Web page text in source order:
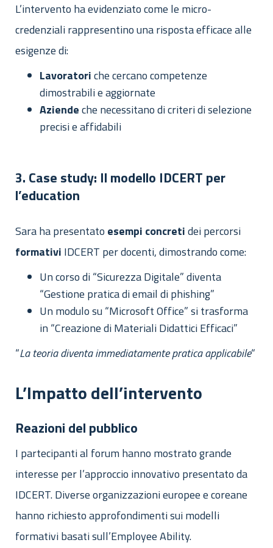
L’intervento ha evidenziato come le micro-
credenziali rappresentino una risposta efficace alle
esigenze di:
Lavoratoriche cercano competenze
dimostrabili e aggiornate
Aziendeche necessitano di criteri di selezione
precisi e affidabili
3. Case study: Il modello IDCERT per
l’education
Sara ha presentato esempi concretidei percorsi
formativi IDCERT per docenti, dimostrando come:
Un corso di “Sicurezza Digitale” diventa
“Gestione pratica di email di phishing”
Un modulo su “Microsoft Office” si trasforma
in “Creazione di Materiali Didattici Efficaci”
“La teoria diventa immediatamente pratica applicabile“
L’Impatto dell’intervento
Reazioni del pubblico
I partecipanti al forum hanno mostrato grande
interesse per l’approccio innovativo presentato da
IDCERT. Diverse organizzazioni europee e coreane
hanno richiesto approfondimenti sui modelli
formativi basati sull’Employee Ability.